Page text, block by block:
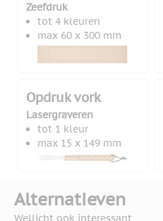
Zeefdruk
tot 4 kleuren
max 60 x 300 mm
Opdruk vork
Lasergraveren
tot 1 kleur
max 15 x 149 mm
Alternatieven
Wellicht ook interessant